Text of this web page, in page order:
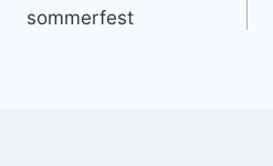
sommerfest